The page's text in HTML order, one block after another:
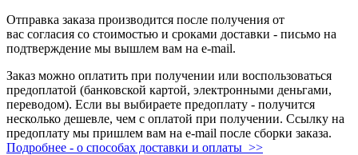
Отправка заказа производится после получения от
вас согласия со стоимостью и сроками доставки - письмо на
подтверждение мы вышлем вам на e-mail.
Заказ можно оплатить при получении или воспользоваться
предоплатой (банковской картой, электронными деньгами,
переводом). Если вы выбираете предоплату - получится
несколько дешевле, чем с оплатой при получении. Ссылку на
предоплату мы пришлем вам на e-mail после сборки заказа.
Подробнее - о способах доставки и оплаты >>